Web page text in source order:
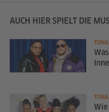
AUCH HIER SPIELT DIE